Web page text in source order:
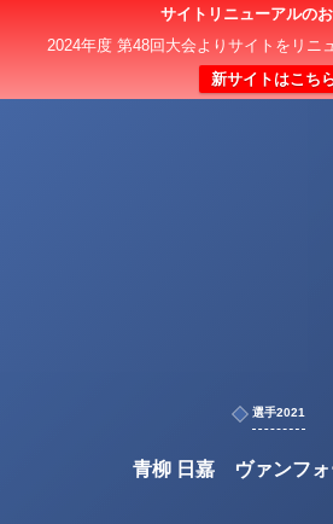
サイトリニューアルの
2024年度 第48回大会よりサイトをリニ
新サイトはこち
選手2021
青柳 日嘉 ヴァンフォ